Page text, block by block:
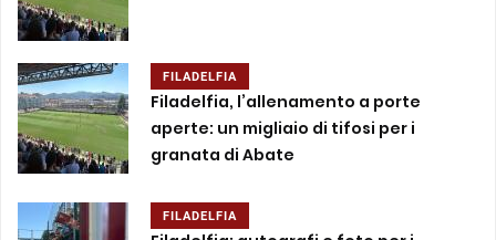
FILADELFIA
Filadelfia, l’allenamento a porte
aperte: un migliaio di tifosi per i
granata di Abate
FILADELFIA